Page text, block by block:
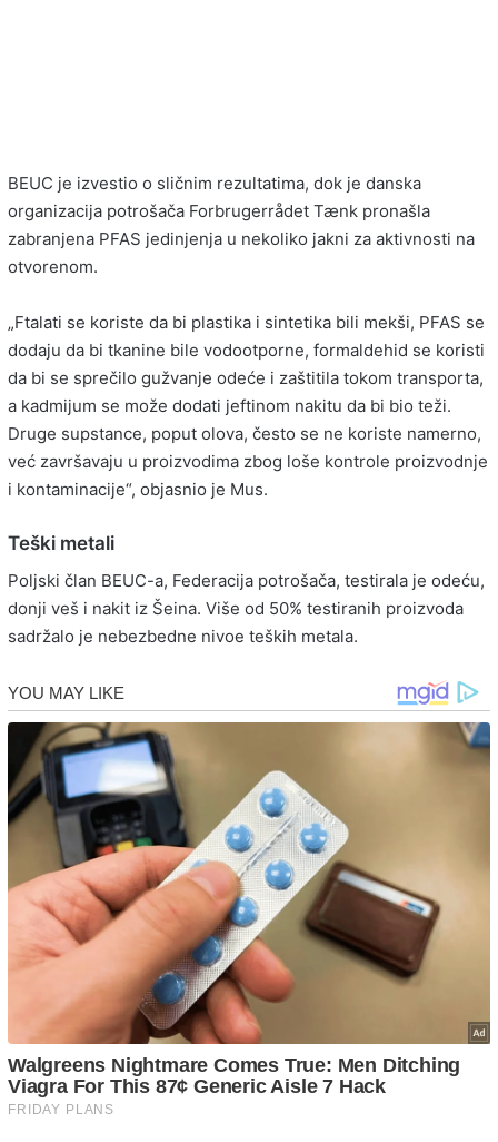
BEUC je izvestio o sličnim rezultatima, dok je danska
organizacija potrošača Forbrugerrådet Tænk pronašla
zabranjena PFAS jedinjenja u nekoliko jakni za aktivnosti na
otvorenom.
„Ftalati se koriste da bi plastika i sintetika bili mekši, PFAS se
dodaju da bi tkanine bile vodootporne, formaldehid se koristi
da bi se sprečilo gužvanje odeće i zaštitila tokom transporta,
a kadmijum se može dodati jeftinom nakitu da bi bio teži.
Druge supstance, poput olova, često se ne koriste namerno,
već završavaju u proizvodima zbog loše kontrole proizvodnje
i kontaminacije“, objasnio je Mus.
Teški metali
Poljski član BEUC-a, Federacija potrošača, testirala je odeću,
donji veš i nakit iz Šeina. Više od 50% testiranih proizvoda
sadržalo je nebezbedne nivoe teških metala.